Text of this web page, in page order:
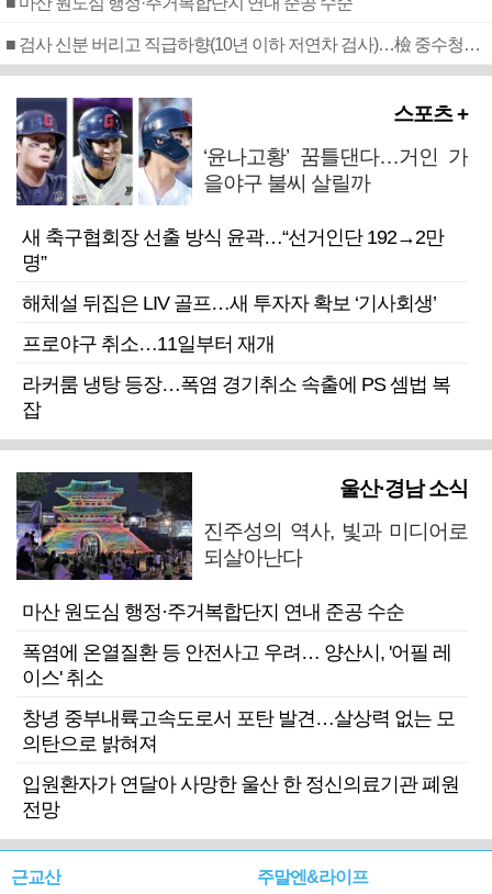
■ 검사 신분 버리고 직급하향(10년 이하 저연차 검사)…檢 중수청행 기피
스포츠 +
‘윤나고황’ 꿈틀댄다…거인 가
을야구 불씨 살릴까
새 축구협회장 선출 방식 윤곽…“선거인단 192→2만
명”
해체설 뒤집은 LIV 골프…새 투자자 확보 ‘기사회생’
프로야구 취소…11일부터 재개
라커룸 냉탕 등장…폭염 경기취소 속출에 PS 셈법 복
잡
울산·경남 소식
진주성의 역사, 빛과 미디어로
되살아난다
마산 원도심 행정·주거복합단지 연내 준공 수순
폭염에 온열질환 등 안전사고 우려… 양산시, '어필 레
이스' 취소
창녕 중부내륙고속도로서 포탄 발견…살상력 없는 모
의탄으로 밝혀져
입원환자가 연달아 사망한 울산 한 정신의료기관 폐원
전망
근교산 주말엔&라이프